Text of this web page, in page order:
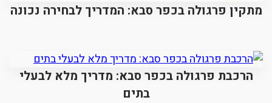
מתקין פרגולה בכפר סבא: המדריך לבחירה נכונה
הרכבת פרגולה בכפר סבא: מדריך מלא לבעלי
בתים